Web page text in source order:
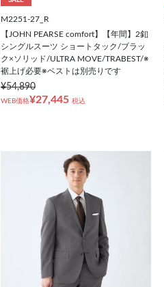
M2251-27_R
【JOHN PEARSE comfort】【年間】2釦
シングルスーツ ショートタック/ブラッ
ク×ソリッド/ULTRA MOVE/TRABEST/※
裾上げ必要※ベストは別売りです
¥54,890
WEB価格¥27,445 税込